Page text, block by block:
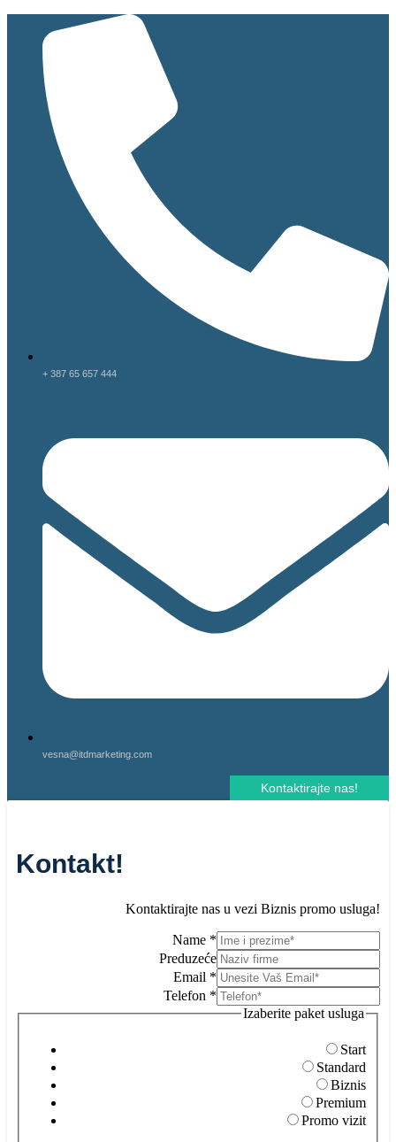
+ 387 65 657 444
vesna@itdmarketing.com
Kontaktirajte nas!
Kontakt!
Kontaktirajte nas u vezi Biznis promo usluga!
Name *
Preduzeće
Email *
Telefon *
Izaberite paket usluga
Start
Standard
Biznis
Premium
Promo vizit